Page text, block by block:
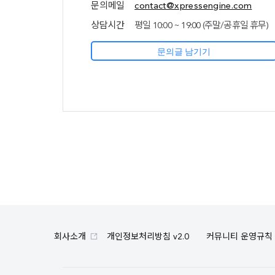
문의메일 contact@xpressengine.com
상담시간 평일 10:00 ~ 19:00 (주말/공휴일 휴무)
문의글 남기기
회사소개 개인정보처리방침 v2.0 커뮤니티 운영규칙